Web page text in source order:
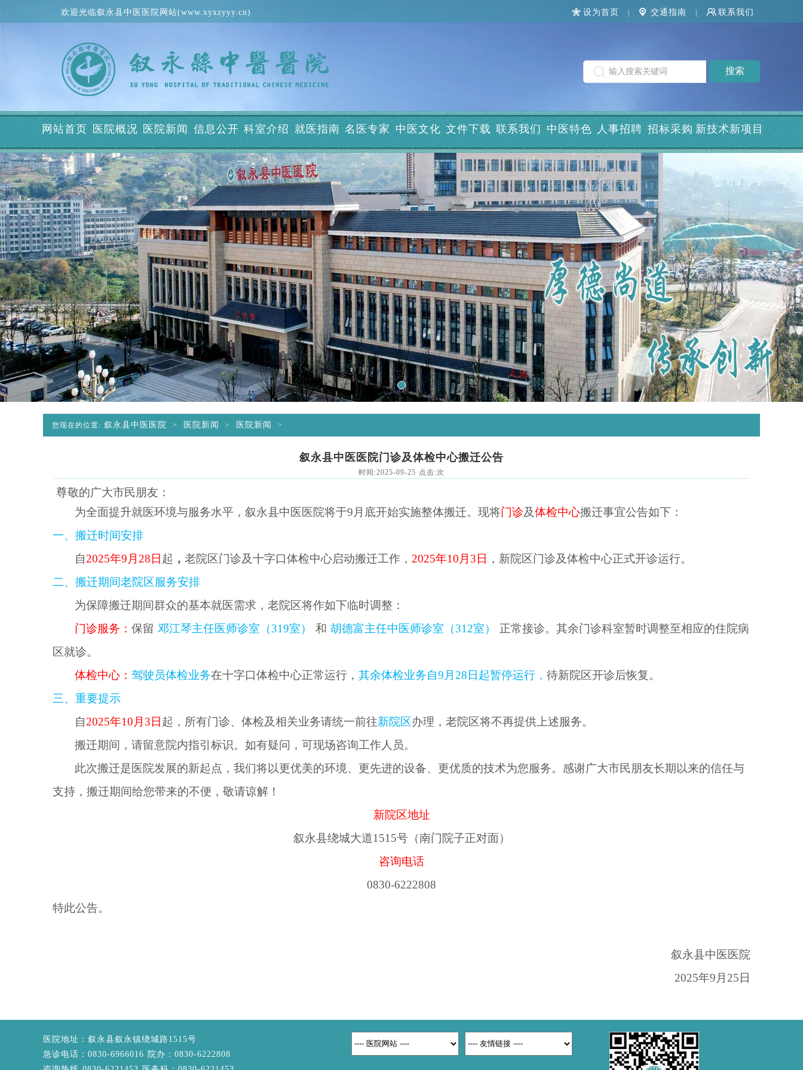
欢迎光临叙永县中医医院网站(www.xyxzyyy.cn) 设为首页 交通指南 联系我们
网站首页 医院概况 医院新闻 信息公开 科室介绍 就医指南 名医专家 中医文化 文件下载 联系我们 中医特色 人事招聘 招标采购 新技术新项目
1
您现在的位置: 叙永县中医医院 > 医院新闻 > 医院新闻 >
叙永县中医医院门诊及体检中心搬迁公告
时间:2025-09-25 点击:次
尊敬的广大市民朋友：
为全面提升就医环境与服务水平，叙永县中医医院将于9月底开始实施整体搬迁。现将门诊及体检中心搬迁事宜公告如下：
一、搬迁时间安排
自2025年9月28日 起 ，老院区门诊及十字口体检中心启动搬迁工作 ， 2025年10月3日 ，新院区门诊及体检中心正式开诊运行。
二、搬迁期间老院区服务安排
为保障搬迁期间群众的基本就医需求，老院区将作如下临时调整：
门诊服务 ：保留 邓江琴主任医师诊室（319室） 和胡德富主任中医师诊室（312室）
正常接诊。其余门诊科室暂时调整至相应的住院病
区就诊。
体检中心 ：驾驶员体检业务在十字口体检中心正常运行 ，其余体检业务自9月28日起暂停运行 ，待新院区开诊后恢复。
三、重要提示
自2025年10月3日 起，所有门诊、体检及相关业务请统一前往新院区办理，老院区将不再提供上述服务。
搬迁期间，请留意院内指引标识。如有疑问，可现场咨询工作人员。
此次搬迁是医院发展的新起点，我们将以更优美的环境、更先进的设备、更优质的技术为您服务。感谢广大市民朋友长期以来的信任与
支持，搬迁期间给您带来的不便，敬请谅解！
新院区地址
叙永县绕城大道1515号（南门院子正对面）
咨询电话
0830-6222808
特此公告。
叙永县中医医院
2025年9 月 25 日
医院地址：叙永县叙永镇绕城路1515号
急诊电话：0830-6966016 院办：0830-6222808